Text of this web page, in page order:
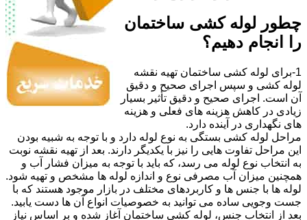
چطور لوله کشی ساختمان
را انجام دهیم؟
1-برای لوله کشی ساختمان تهیه نقشه
لوله کشی و سپس اجرای صحیح و دقیق
آن است. اجرای صحیح و دقیق تأثیر بسیار
زیادی در کاهش هزینه های فعلی و هزینه
های نگهداری در آینده دارد.
مراحل لوله کشی بستگی به نوع لوله دارد و با توجه به شبیه بودن
این مراحل تفاوت هایی را نیز با یکدیگر دارند. بعد از تهیه نقشه نوبت
به انتخاب نوع لوله می رسد، که باید با توجه به میزان فشار آب و
همچنین میزان آب مصرفی نوع و اندازه لوله ها مشخص و تهیه شود.
لوله ها با جنس ها و کاربردهای مختلف در بازار موجود هستند که با
جست وجویی ساده می توانید به خصوصیات انواع آن ها دست یابید.
بعد از انتخاب جنس، لوله کشی ساختمان آغاز شده و بر اساس نیاز